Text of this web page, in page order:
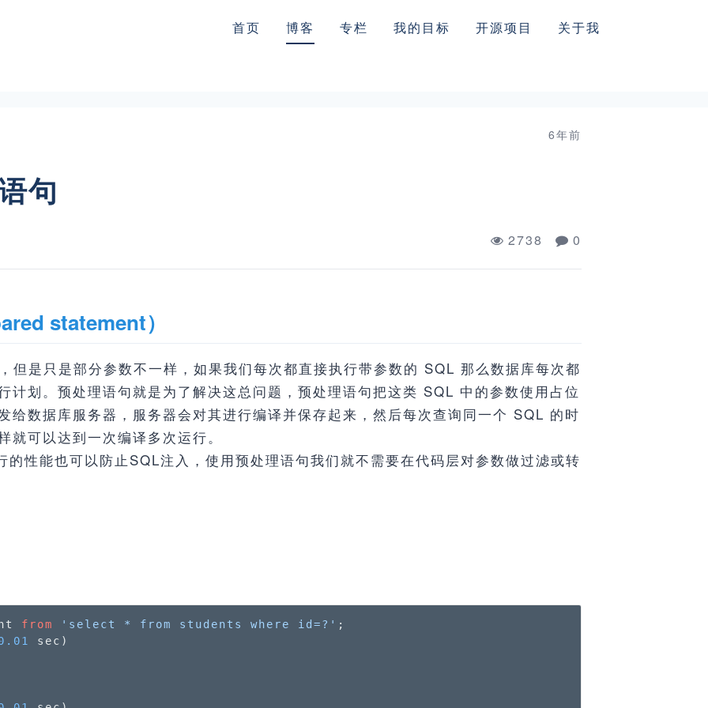
首页 博客 专栏 我的目标 开源项目 关于我
6年前
句
2738 0
statement）
但是只是部分参数不一样，如果我们每次都直接执行带参数的 SQL 那么数据库每次都
计划。预处理语句就是为了解决这总问题，预处理语句把这类 SQL 中的参数使用占位
给数据库服务器，服务器会对其进行编译并保存起来，然后每次查询同一个 SQL 的时
可以达到一次编译多次运行。
性能也可以防止SQL注入，使用预处理语句我们就不需要在代码层对参数做过滤或转
from 'select * from students where id=?' ;
sec)